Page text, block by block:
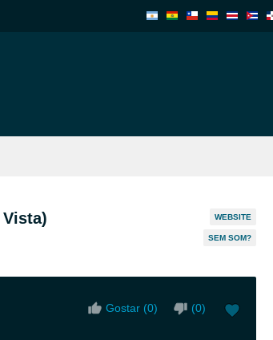
Vista) WEBSITE
SEM SOM?
Gostar (0) (0)